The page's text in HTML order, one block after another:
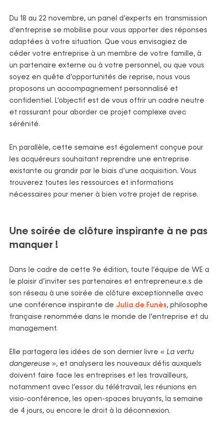
Du 18 au 22 novembre, un panel d’experts en transmission
d’entreprise se mobilise pour vous apporter des réponses
adaptées à votre situation. Que vous envisagiez de
céder votre entreprise à un membre de votre famille, à
un partenaire externe ou à votre personnel, ou que vous
soyez en quête d’opportunités de reprise, nous vous
proposons un accompagnement personnalisé et
confidentiel. L’objectif est de vous offrir un cadre neutre
et rassurant pour aborder ce projet complexe avec
sérénité.
En parallèle, cette semaine est également conçue pour
les acquéreurs souhaitant reprendre une entreprise
existante ou grandir par le biais d’une acquisition. Vous
trouverez toutes les ressources et informations
nécessaires pour mener à bien votre projet de reprise.
Une soirée de clôture inspirante à ne pas
manquer !
Dans le cadre de cette 9e édition, toute l’équipe de WE a
le plaisir d’inviter ses partenaires et entrepreneur.e.s de
son réseau à une soirée de clôture exceptionnelle avec
une conférence inspirante de Julia de Funès, philosophe
française renommée dans le monde de l’entreprise et du
management.
Elle partagera les idées de son dernier livre « La vertu
dangereuse », et analysera les nouveaux défis auxquels
doivent faire face les entreprises et les travailleurs,
notamment avec l’essor du télétravail, les réunions en
visio-conférence, les open-spaces bruyants, la semaine
de 4 jours, ou encore le droit à la déconnexion.